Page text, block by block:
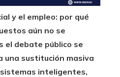
y el empleo: por qué
aún no se
el debate público se
una sustitución masiva
inteligentes,